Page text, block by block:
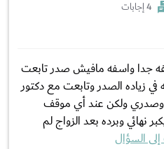
4 إجابات
جدا واسفه مافيش صدر تابعت
زياده الصدر وتابعت مع دكتور
وصدري ولكن عند أي موقف
وبرده بعد الزواج لم
السؤال